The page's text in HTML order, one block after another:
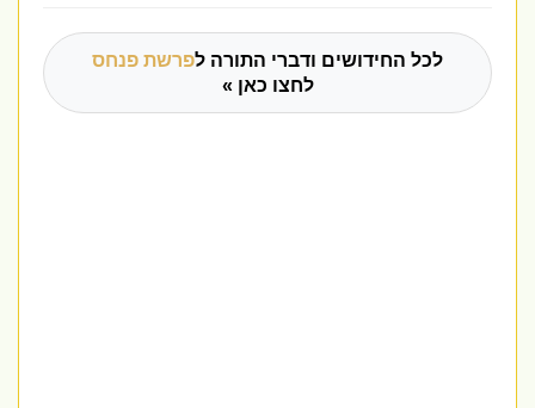
לכל החידושים ודברי התורה לפרשת פנחס
לחצו כאן »